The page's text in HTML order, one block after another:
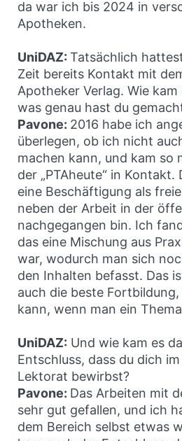
da war ich bis 2024 in
Apotheken.
UniDAZ: Tatsächlich
Zeit bereits Kontakt mit
Apotheker Verlag. Wie
was genau hast du
Pavone: 2016 habe ich
überlegen, ob ich nicht
machen kann, und kam so
der „PTAheute“ in
eine Beschäftigung als
neben der Arbeit in der
nachgegangen bin. Ich
das eine Mischung aus
war, wodurch man sich
den Inhalten befasst. Das
auch die beste
kann, wenn man ein
UniDAZ: Und wie kam es
Entschluss, dass du dich
Lektorat bewirbst?
Pavone: Das Arbeiten mit
sehr gut gefallen, und ich
dem Bereich selbst etwas